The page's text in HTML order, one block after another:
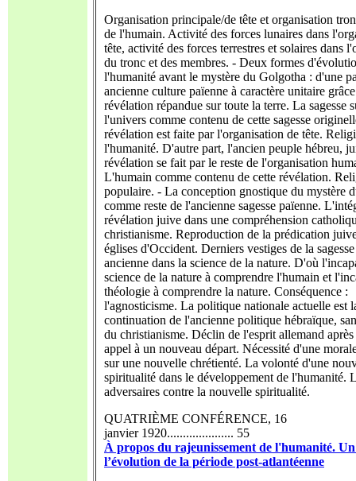
Organisation principale/de tête et organisation
de l'humain. Activité des forces lunaires dans
tête, activité des forces terrestres et solaires dans
du tronc et des membres. - Deux formes
l'humanité avant le mystère du Golgotha : d'une
ancienne culture païenne à caractère unitaire
révélation répandue sur toute la terre. La sagesse
l'univers comme contenu de cette sagesse
révélation est faite par l'organisation de tête.
l'humanité. D'autre part, l'ancien peuple hébreu,
révélation se fait par le reste de l'organisation
L'humain comme contenu de cette révélation.
populaire. - La conception gnostique du mystère
comme reste de l'ancienne sagesse païenne.
révélation juive dans une compréhension
christianisme. Reproduction de la prédication
églises d'Occident. Derniers vestiges de la
ancienne dans la science de la nature. D'où
science de la nature à comprendre l'humain et
théologie à comprendre la nature. Conséquence :
l'agnosticisme. La politique nationale actuelle est
continuation de l'ancienne politique hébraïque,
du christianisme. Déclin de l'esprit allemand
appel à un nouveau départ. Nécessité d'une
sur une nouvelle chrétienté. La volonté d'une
spiritualité dans le développement de l'humanité.
adversaires contre la nouvelle spiritualité.
QUATRIÈME CONFÉRENCE, 16
janvier 1920..................... 55
À propos du rajeunissement de l'humanité.
l’évolution de la période post-atlantéenne